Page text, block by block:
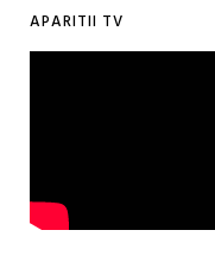
APARITII TV